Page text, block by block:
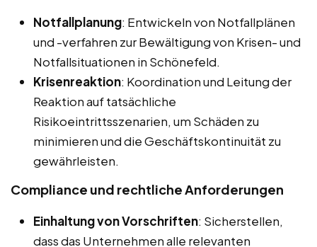
Notfallplanung: Entwickeln von Notfallplänen
und -verfahren zur Bewältigung von Krisen- und
Notfallsituationen in Schönefeld.
Krisenreaktion: Koordination und Leitung der
Reaktion auf tatsächliche
Risikoeintrittsszenarien, um Schäden zu
minimieren und die Geschäftskontinuität zu
gewährleisten.
Compliance und rechtliche Anforderungen
Einhaltung von Vorschriften: Sicherstellen,
dass das Unternehmen alle relevanten